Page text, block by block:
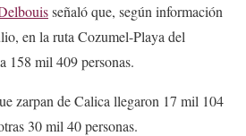
señaló que, según información
en la ruta Cozumel-Playa del
158 mil 409 personas.
zarpan de Calica llegaron 17 mil 104
30 mil 40 personas.